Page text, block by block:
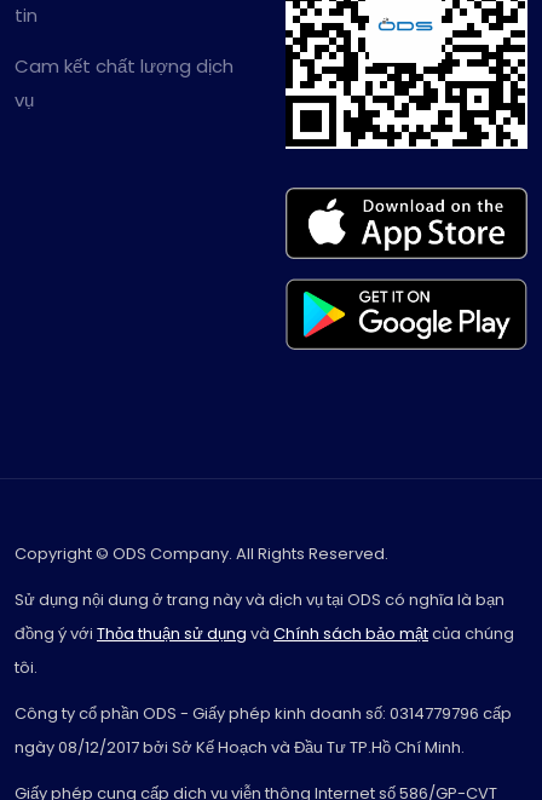
tin
Cam kết chất lượng dịch
vụ
Copyright © ODS Company. All Rights Reserved.
Sử dụng nội dung ở trang này và dịch vụ tại ODS có nghĩa là bạn
đồng ý với Thỏa thuận sử dụng và Chính sách bảo mậtcủa chúng
tôi.
Công ty cổ phần ODS - Giấy phép kinh doanh số: 0314779796 cấp
ngày 08/12/2017 bởi Sở Kế Hoạch và Đầu Tư TP.Hồ Chí Minh.
Giấy phép cung cấp dịch vụ viễn thông Internet số 586/GP-CVT